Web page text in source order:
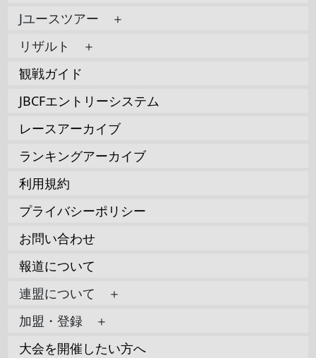
Jユースツアー ＋
リザルト ＋
観戦ガイド
JBCFエントリーシステム
レースアーカイブ
ランキングアーカイブ
利用規約
プライバシーポリシー
お問い合わせ
報道について
連盟について ＋
加盟・登録 ＋
大会を開催したい方へ